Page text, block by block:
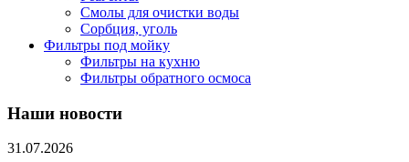
Смолы для очистки воды
Сорбция, уголь
Фильтры под мойку
Фильтры на кухню
Фильтры обратного осмоса
Наши новости
31.07.2026